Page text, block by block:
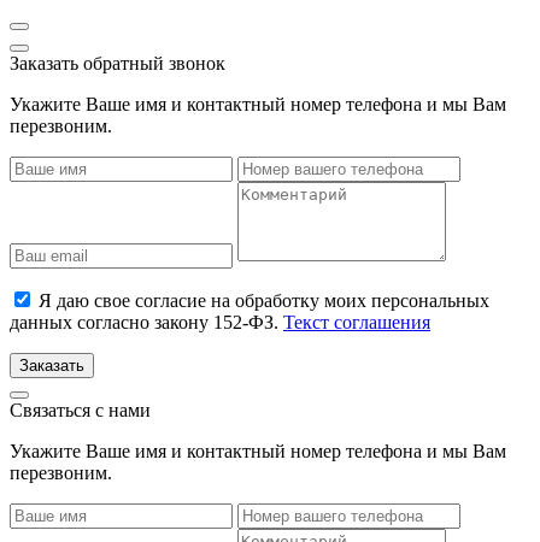
Заказать обратный звонок
Укажите Ваше имя и контактный номер телефона и мы Вам
перезвоним.
Я даю свое согласие на обработку моих персональных
данных согласно закону 152-ФЗ. Текст соглашения
Заказать
Связаться с нами
Укажите Ваше имя и контактный номер телефона и мы Вам
перезвоним.